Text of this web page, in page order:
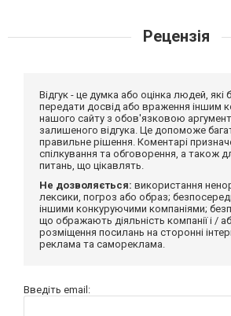
Рецензія
Відгук - це думка або оцінка людей,
передати досвід або враження іншим
нашого сайту з обов'язковою
залишеного відгука. Це допоможе
правильне рішення. Коментарі
спілкування та обговорення, а також
питань, що цікавлять.
Не дозволяється: використання
лексики, погроз або образ;
іншими конкуруючими компаніями;
що ображають діяльність компанії і /
розміщення посилань на сторонні
реклама та самореклама.
Введіть email: